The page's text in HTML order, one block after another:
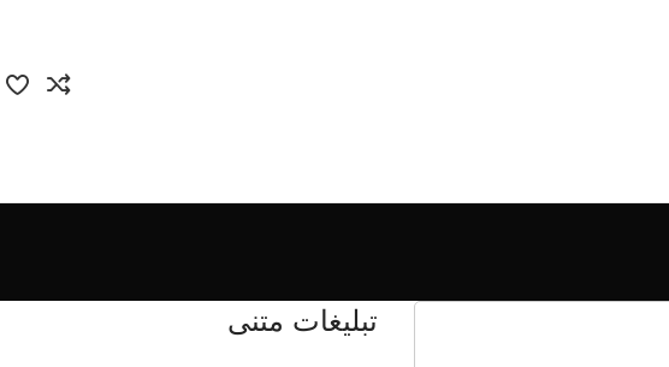
تبلیغات متنی